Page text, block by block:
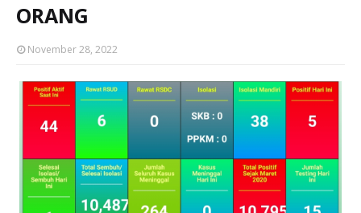
ORANG
November 28, 2022